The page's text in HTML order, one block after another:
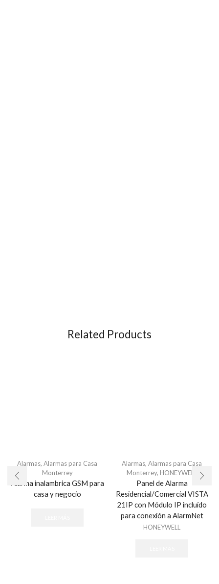
Related Products
Alarmas, Alarmas para Casa
Monterrey
Alarma inalambrica GSM para
casa y negocio
Alarmas, Alarmas para Casa
Monterrey, HONEYWELL
Panel de Alarma
Residencial/Comercial VISTA
21IP con Módulo IP incluído
para conexión a AlarmNet
HONEYWELL